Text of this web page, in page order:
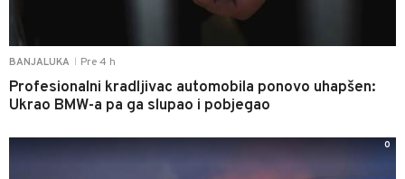
BANJALUKA Pre 4 h
Profesionalni kradljivac automobila ponovo uhapšen:
Ukrao BMW-a pa ga slupao i pobjegao
0